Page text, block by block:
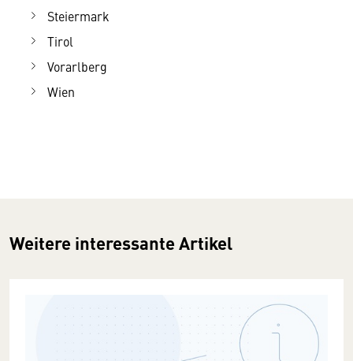
Steiermark
Tirol
Vorarlberg
Wien
Weitere interessante Artikel